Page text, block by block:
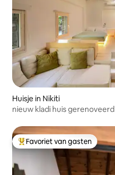
Huisje in Nikiti
nieuw kladi huis gerenoveerd
Topfavoriet van gasten
Favoriet van gasten